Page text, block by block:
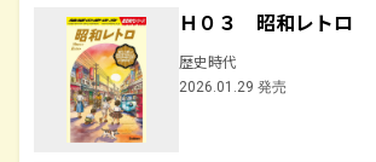
Ｈ０３ 昭和レトロ
歴史時代
2026.01.29 発売